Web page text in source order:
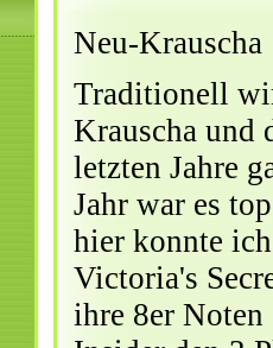
Neu-Krauscha
Traditionell
Krauscha und
letzten Jahre
Jahr war es
hier konnte
Victoria's
ihre 8er